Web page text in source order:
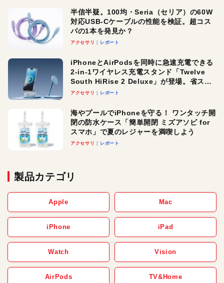
半信半疑。100均・Seria（セリア）の60W
対応USB-Cケーブルの性能を検証。超コス
パの1本を発見か？
アクセサリ レポート
iPhoneとAirPodsを同時に急速充電できる
2-in-1ワイヤレス充電スタンド「Twelve
South HiRise 2 Deluxe」が登場。省スペ
ースでおしゃれに充電したい人にオスス
アクセサリ レポート
海やプールでiPhoneを守る！ ワンタッチ開
閉の防水ケース「簡単開閉 ミズアソビ for
スマホ」で夏のレジャーを満喫しよう
アクセサリ レポート
製品カテゴリ
Apple Mac
iPhone iPad
Watch Vision
AirPods TV&Home